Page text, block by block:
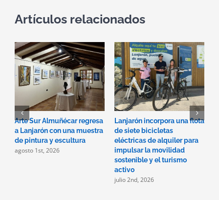
Artículos relacionados
Arte Sur Almuñécar regresa
a Lanjarón con una muestra
de pintura y escultura
agosto 1st, 2026
Lanjarón incorpora una flota
de siete bicicletas
eléctricas de alquiler para
impulsar la movilidad
sostenible y el turismo
activo
julio 2nd, 2026